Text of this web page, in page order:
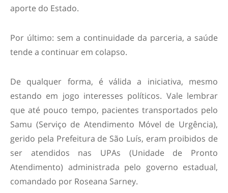
aporte do Estado.
Por último: sem a continuidade da parceria, a saúde
tende a continuar em colapso.
De qualquer forma, é válida a iniciativa, mesmo
estando em jogo interesses políticos. Vale lembrar
que até pouco tempo, pacientes transportados pelo
Samu (Serviço de Atendimento Móvel de Urgência),
gerido pela Prefeitura de São Luís, eram proibidos de
ser atendidos nas UPAs (Unidade de Pronto
Atendimento) administrada pelo governo estadual,
comandado por Roseana Sarney.